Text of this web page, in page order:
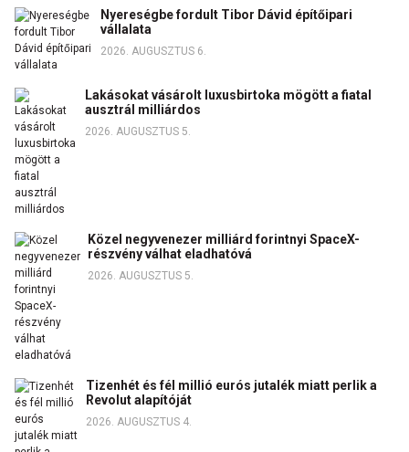
Nyereségbe fordult Tibor Dávid építőipari
vállalata
2026. AUGUSZTUS 6.
Lakásokat vásárolt luxusbirtoka mögött a fiatal
ausztrál milliárdos
2026. AUGUSZTUS 5.
Közel negyvenezer milliárd forintnyi SpaceX-
részvény válhat eladhatóvá
2026. AUGUSZTUS 5.
Tizenhét és fél millió eurós jutalék miatt perlik a
Revolut alapítóját
2026. AUGUSZTUS 4.